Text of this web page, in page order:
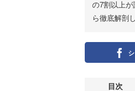
の7割以上
ら徹底解剖
目次